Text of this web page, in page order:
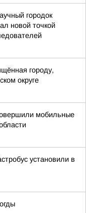
городок
новой точкой
городу,
округе
мобильные
установили в